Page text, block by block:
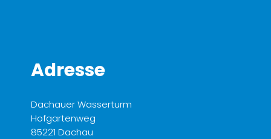
Adresse
Dachauer Wasserturm
Hofgartenweg
85221 Dachau